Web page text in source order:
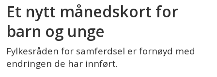
Et nytt månedskort for
barn og unge
Fylkesråden for samferdsel er fornøyd med
endringen de har innført.